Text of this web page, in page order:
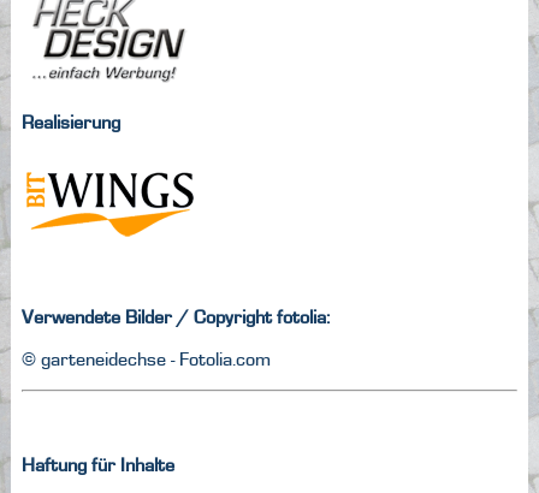
Realisierung
Verwendete Bilder / Copyright fotolia:
© garteneidechse - Fotolia.com
Haftung für Inhalte